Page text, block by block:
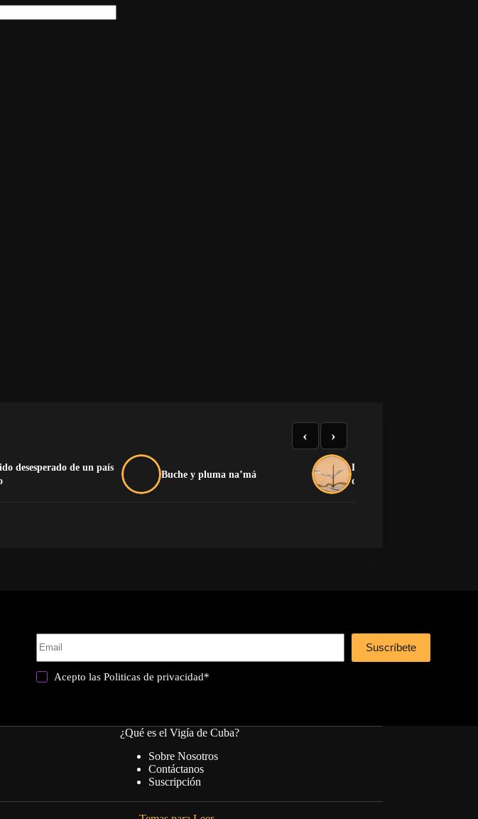
desesperado de un país
Buche y pluma na’má
La crítica que no devora: el
dilema de la oposición
‹ ›
Suscríbete
Acepto lasPoliticas de privacidad*
¿Qué es el Vigía de Cuba?
Sobre Nosotros
Contáctanos
Suscripción